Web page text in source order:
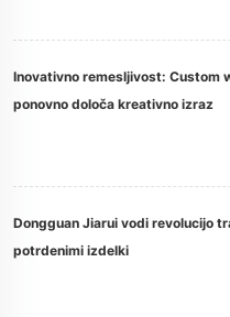
Inovativno remesljivost: Custom
ponovno določa kreativno izraz
Dongguan Jiarui vodi revolucijo
potrdenimi izdelki